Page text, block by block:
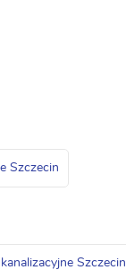
Szczecin
Szczecin